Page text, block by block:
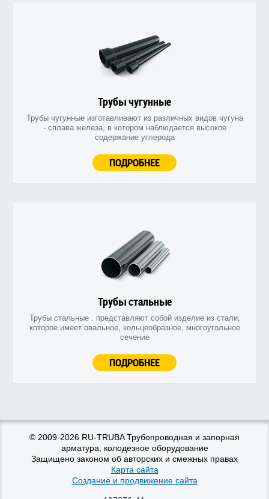
Трубы чугунные
Трубы чугунные изготавливают из различных видов чугуна
- сплава железа, в котором наблюдается высокое
содержание углерода
ПОДРОБНЕЕ
Трубы стальные
Трубы стальные . представляют собой изделие из стали,
которое имеет овальное, кольцеобразное, многоугольное
сечение
ПОДРОБНЕЕ
© 2009-2026 RU-TRUBA Трубопроводная и запорная
арматура, колодезное оборудование
Защищено законом об авторских и смежных правах
Карта сайта
Создание и продвижение сайта